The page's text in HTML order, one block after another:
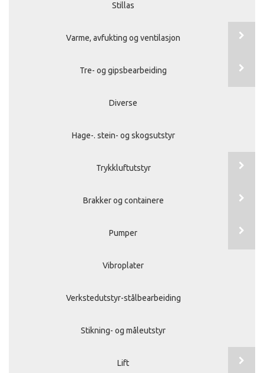
Stillas
Varme, avfukting og ventilasjon
Tre- og gipsbearbeiding
Diverse
Hage-. stein- og skogsutstyr
Trykkluftutstyr
Brakker og containere
Pumper
Vibroplater
Verkstedutstyr-stålbearbeiding
Stikning- og måleutstyr
Lift